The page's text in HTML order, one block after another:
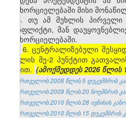
განხორციელებაში მისი
5. თუ ამ მუხლის პირველი
კონფლიქტი, მან
განხორციელებაში.
6. ცენტრალიზებული
მუხლის მე-2 პუნქტით
აქტით. (ამოქმედდეს 2026 წლის
საქართველოს 2008 წლის 5 დეკემბრის
საქართველოს 2009 წლის 20 ნოემბრის
საქართველოს 2010 წლის 28 ივნისის
საქართველოს 2010 წლის 15 დეკემბრის